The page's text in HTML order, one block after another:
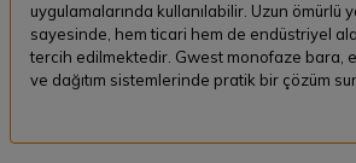
uygulamalarında kullanılabilir. Uzun ömürlü
sayesinde, hem ticari hem de endüstriyel
tercih edilmektedir. Gwest monofaze bara,
ve dağıtım sistemlerinde pratik bir çözüm